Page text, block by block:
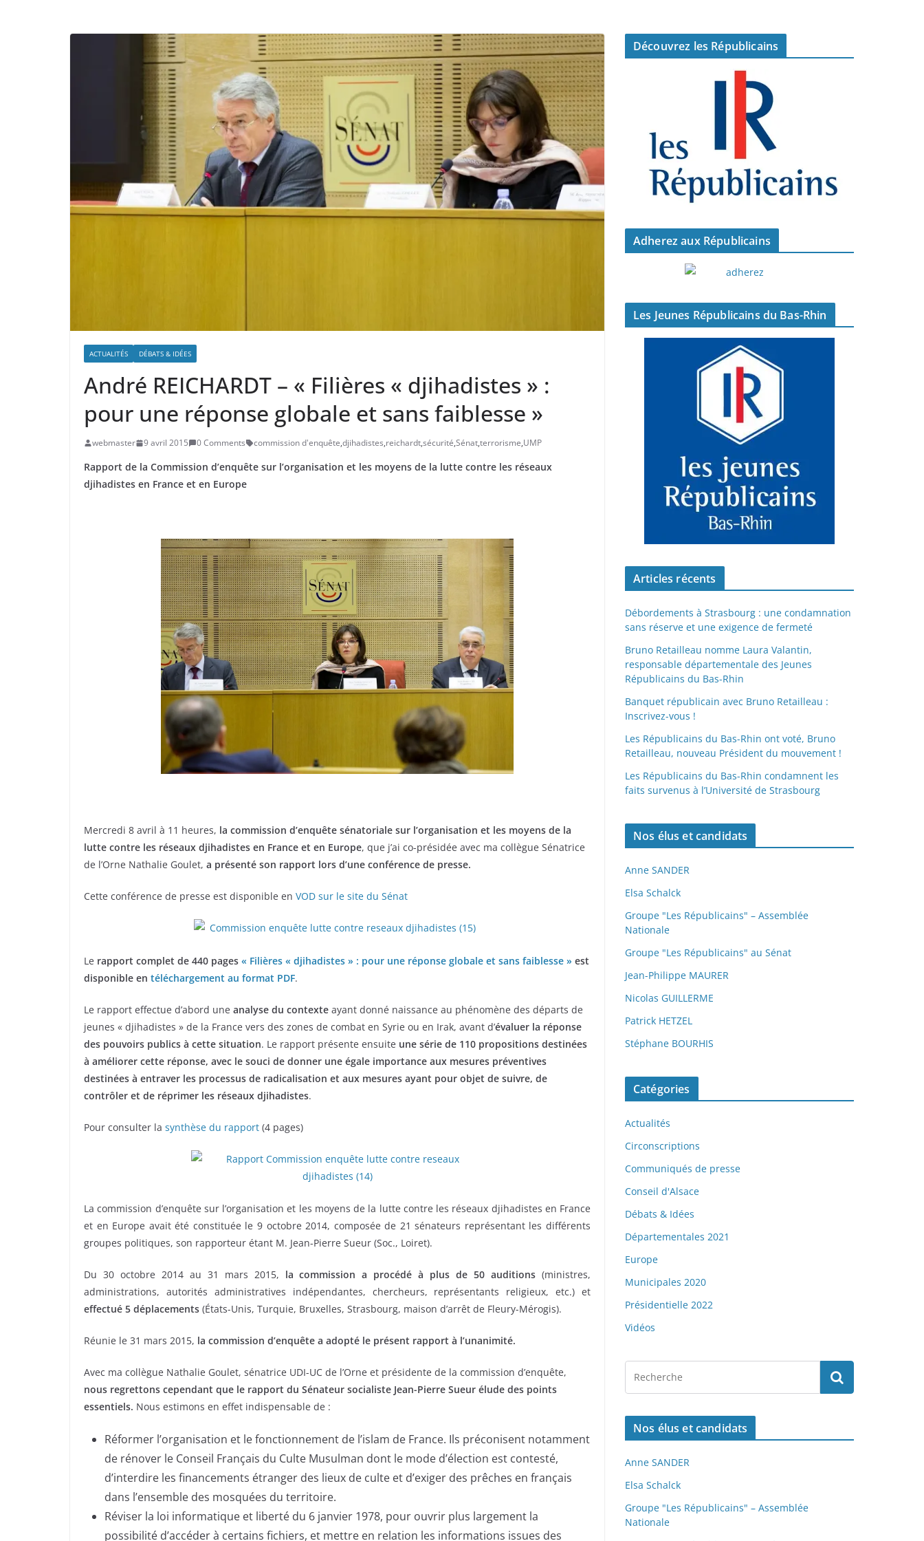
ACTUALITÉS DÉBATS & IDÉES
André REICHARDT – « Filières « djihadistes » :
pour une réponse globale et sans faiblesse »
webmaster 9 avril 2015 0 Comments commission d'enquête,djihadistes,reichardt,sécurité,Sénat,terrorisme,UMP
Rapport de la Commission d’enquête sur l’organisation et les moyens de la lutte contre les réseaux
djihadistes en France et en Europe
Mercredi 8 avril à 11 heures, la commission d’enquête sénatoriale sur l’organisation et les moyens de la
lutte contre les réseaux djihadistes en France et en Europe, que j’ai co-présidée avec ma collègue Sénatrice
de l’Orne Nathalie Goulet, a présenté son rapport lors d’une conférence de presse.
Cette conférence de presse est disponible en VOD sur le site du Sénat
Le rapport complet de 440 pages « Filières « djihadistes » : pour une réponse globale et sans faiblesse » est
disponible en téléchargement au format PDF.
Le rapport effectue d’abord une analyse du contexte ayant donné naissance au phénomène des départs de
jeunes « djihadistes » de la France vers des zones de combat en Syrie ou en Irak, avant d’évaluer la réponse
des pouvoirs publics à cette situation. Le rapport présente ensuite une série de 110 propositions destinées
à améliorer cette réponse, avec le souci de donner une égale importance aux mesures préventives
destinées à entraver les processus de radicalisation et aux mesures ayant pour objet de suivre, de
contrôler et de réprimer les réseaux djihadistes.
Pour consulter la synthèse du rapport (4 pages)
La commission d’enquête sur l’organisation et les moyens de la lutte contre les réseaux djihadistes en France
et en Europe avait été constituée le 9 octobre 2014, composée de 21 sénateurs représentant les différents
groupes politiques, son rapporteur étant M. Jean-Pierre Sueur (Soc., Loiret).
Du 30 octobre 2014 au 31 mars 2015, la commission a procédé à plus de 50 auditions (ministres,
administrations, autorités administratives indépendantes, chercheurs, représentants religieux, etc.) et
effectué 5 déplacements (États-Unis, Turquie, Bruxelles, Strasbourg, maison d’arrêt de Fleury-Mérogis).
Réunie le 31 mars 2015, la commission d’enquête a adopté le présent rapport à l’unanimité.
Avec ma collègue Nathalie Goulet, sénatrice UDI-UC de l’Orne et présidente de la commission d’enquête,
nous regrettons cependant que le rapport du Sénateur socialiste Jean-Pierre Sueur élude des points
essentiels. Nous estimons en effet indispensable de :
Réformer l’organisation et le fonctionnement de l’islam de France. Ils préconisent notamment
de rénover le Conseil Français du Culte Musulman dont le mode d’élection est contesté,
d’interdire les financements étranger des lieux de culte et d’exiger des prêches en français
dans l’ensemble des mosquées du territoire.
Réviser la loi informatique et liberté du 6 janvier 1978, pour ouvrir plus largement la
possibilité d’accéder à certains fichiers, et mettre en relation les informations issues des
Découvrez les Républicains
Adherez aux Républicains
Les Jeunes Républicains du Bas-Rhin
Articles récents
Débordements à Strasbourg : une condamnation
sans réserve et une exigence de fermeté
Bruno Retailleau nomme Laura Valantin,
responsable départementale des Jeunes
Républicains du Bas-Rhin
Banquet républicain avec Bruno Retailleau :
Inscrivez-vous !
Les Républicains du Bas-Rhin ont voté, Bruno
Retailleau, nouveau Président du mouvement !
Les Républicains du Bas-Rhin condamnent les
faits survenus à l’Université de Strasbourg
Nos élus et candidats
Anne SANDER
Elsa Schalck
Groupe "Les Républicains" – Assemblée
Nationale
Groupe "Les Républicains" au Sénat
Jean-Philippe MAURER
Nicolas GUILLERME
Patrick HETZEL
Stéphane BOURHIS
Catégories
Actualités
Circonscriptions
Communiqués de presse
Conseil d'Alsace
Débats & Idées
Départementales 2021
Europe
Municipales 2020
Présidentielle 2022
Vidéos
Nos élus et candidats
Anne SANDER
Elsa Schalck
Groupe "Les Républicains" – Assemblée
Nationale